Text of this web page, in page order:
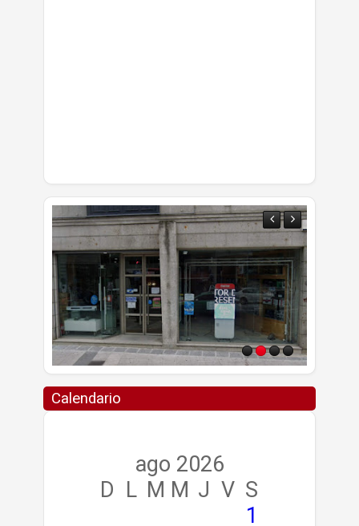
Calendario
ago 2026
D L M M J V S
1